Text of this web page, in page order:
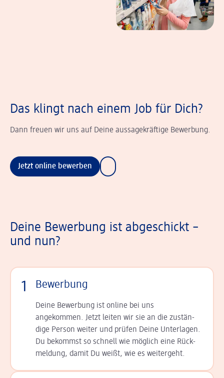
Das klingt nach einem Job für Dich?
Dann freuen wir uns auf Deine aussagekräftige Bewerbung.
Jetzt online bewerben
Deine Bewerbung ist abgeschickt –
und nun?
1 Bewerbung
Deine Bewerbung ist online bei uns
angekommen. Jetzt leiten wir sie an die zu­stän­
dige Person weiter und prüfen Deine Unterlagen.
Du bekommst so schnell wie möglich eine Rück­
meldung, damit Du weißt, wie es weitergeht.